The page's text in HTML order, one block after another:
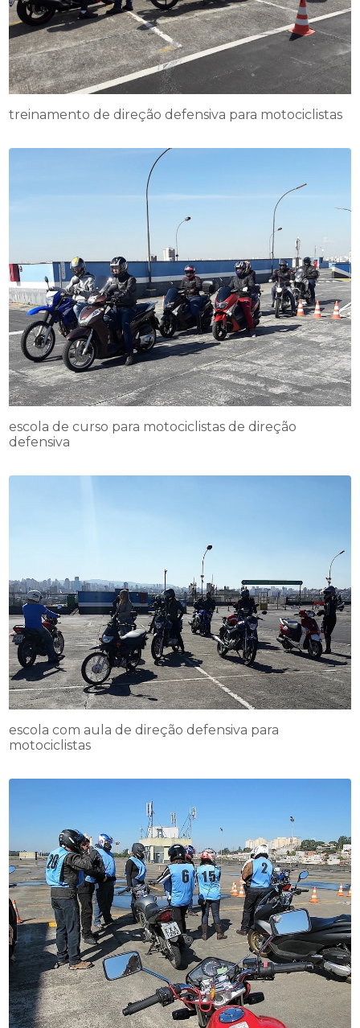
treinamento de direção defensiva para motociclistas
escola de curso para motociclistas de direção
defensiva
escola com aula de direção defensiva para
motociclistas